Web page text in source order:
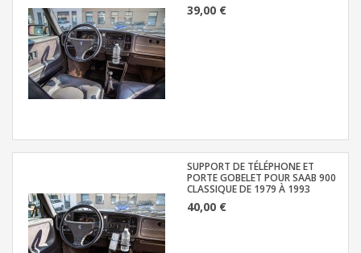
39,00 €
SUPPORT DE TÉLÉPHONE ET
PORTE GOBELET POUR SAAB 900
CLASSIQUE DE 1979 À 1993
40,00 €